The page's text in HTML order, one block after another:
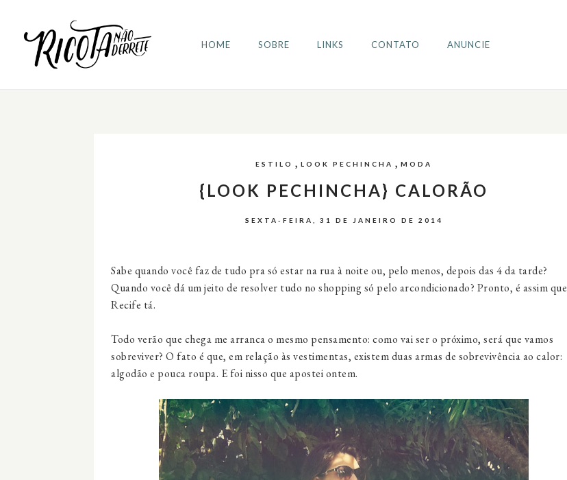
HOME SOBRE LINKS CONTATO ANUNCIE
ESTILO , LOOK PECHINCHA , MODA
{LOOK PECHINCHA} CALORÃO
SEXTA-FEIRA, 31 DE JANEIRO DE 2014
Sabe quando você faz de tudo pra só estar na rua à noite ou, pelo menos, depois das 4 da tarde?
Quando você dá um jeito de resolver tudo no shopping só pelo arcondicionado? Pronto, é assim que
Recife tá.
Todo verão que chega me arranca o mesmo pensamento: como vai ser o próximo, será que vamos
sobreviver? O fato é que, em relação às vestimentas, existem duas armas de sobrevivência ao calor:
algodão e pouca roupa. E foi nisso que apostei ontem.